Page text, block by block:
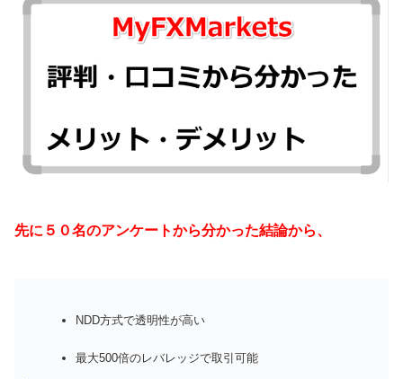
先に５０名のアンケートから分かった結論から、
NDD方式で透明性が高い
最大500倍のレバレッジで取引可能